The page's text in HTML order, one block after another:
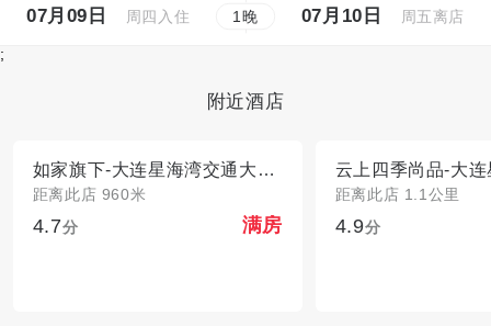
07月09日 周四入住 1晚 07月10日 周五离店
;
附近酒店
如家旗下-大连星海湾交通大学派柏·云酒店
距离此店 960米
4.7分 满房
距离此店 1.1公里
4.9分